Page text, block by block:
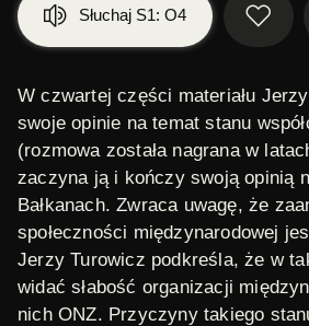
Słuchaj S1: O4
W czwartej części materiału
swoje opinie na temat stanu
(rozmowa została nagrana w
zaczyna ją i kończy swoją opinią
Bałkanach. Zwraca uwagę, że
społeczności międzynarodowej
Jerzy Turowicz podkreśla, że w
widać słabość organizacji
nich ONZ. Przyczyny takiego